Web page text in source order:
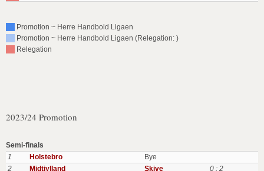
Promotion ~ Herre Handbold Ligaen
Promotion ~ Herre Handbold Ligaen (Relegation: )
Relegation
2023/24 Promotion
Semi-finals
1
Holstebro
Bye
2
Midtjylland Skive 0 : 2